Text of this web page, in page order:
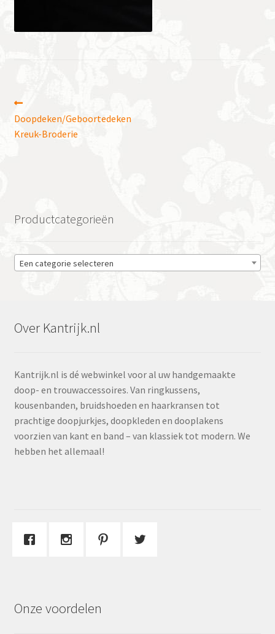
Bericht
navigatie
bericht:
Doopdeken/Geboortedeken
Kreuk-Broderie
Productcategorieën
Een categorie selecteren
Over Kantrijk.nl
Kantrijk.nl is dé webwinkel voor al uw handgemaakte
doop- en trouwaccessoires. Van ringkussens,
kousenbanden, bruidshoeden en haarkransen tot
prachtige doopjurkjes, doopkleden en dooplakens
voorzien van kant en band – van klassiek tot modern. We
hebben het allemaal!
Onze voordelen